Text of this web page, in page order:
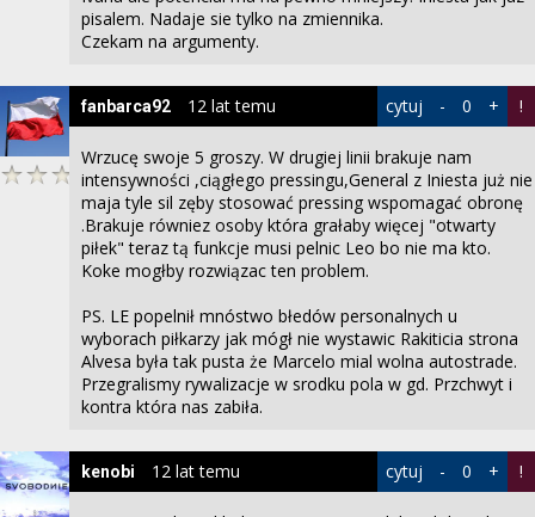
pisalem. Nadaje sie tylko na zmiennika.
Czekam na argumenty.
Wrzucę swoje 5 groszy. W drugiej linii brakuje nam
intensywności ,ciągłego pressingu,General z Iniesta już nie
maja tyle sil zęby stosować pressing wspomagać obronę
.Brakuje równiez osoby która grałaby więcej "otwarty
piłek" teraz tą funkcje musi pelnic Leo bo nie ma kto.
Koke mogłby rozwiązac ten problem.
PS. LE popelnił mnóstwo błedów personalnych u
wyborach piłkarzy jak mógł nie wystawic Rakiticia strona
Alvesa była tak pusta że Marcelo mial wolna autostrade.
Przegralismy rywalizacje w srodku pola w gd. Przchwyt i
kontra która nas zabiła.
fanbarca92 12 lat temu cytuj - 0 + !
kenobi 12 lat temu cytuj - 0 + !